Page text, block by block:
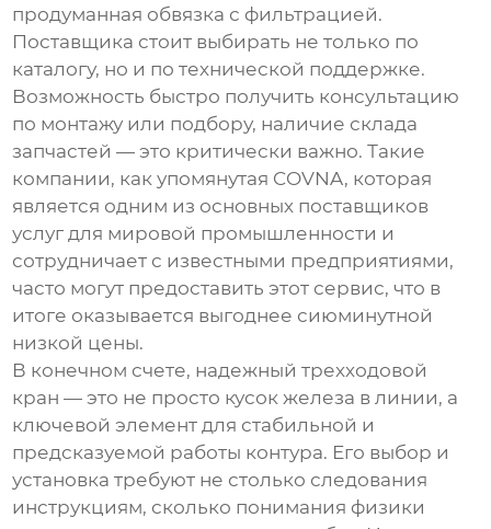
продуманная обвязка с фильтрацией.
Поставщика стоит выбирать не только по
каталогу, но и по технической поддержке.
Возможность быстро получить консультацию
по монтажу или подбору, наличие склада
запчастей — это критически важно. Такие
компании, как упомянутая COVNA, которая
является одним из основных поставщиков
услуг для мировой промышленности и
сотрудничает с известными предприятиями,
часто могут предоставить этот сервис, что в
итоге оказывается выгоднее сиюминутной
низкой цены.
В конечном счете, надежный трехходовой
кран — это не просто кусок железа в линии, а
ключевой элемент для стабильной и
предсказуемой работы контура. Его выбор и
установка требуют не столько следования
инструкциям, сколько понимания физики